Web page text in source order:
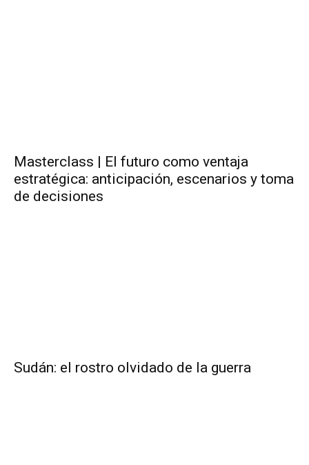
Masterclass | El futuro como ventaja
estratégica: anticipación, escenarios y toma
de decisiones
Sudán: el rostro olvidado de la guerra